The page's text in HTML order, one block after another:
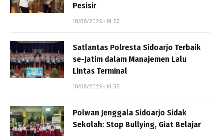
Pesisir
10/08/2026 - 19:52
Satlantas Polresta Sidoarjo Terbaik
se-Jatim dalam Manajemen Lalu
Lintas Terminal
10/08/2026 - 18:38
Polwan Jenggala Sidoarjo Sidak
Sekolah: Stop Bullying, Giat Belajar